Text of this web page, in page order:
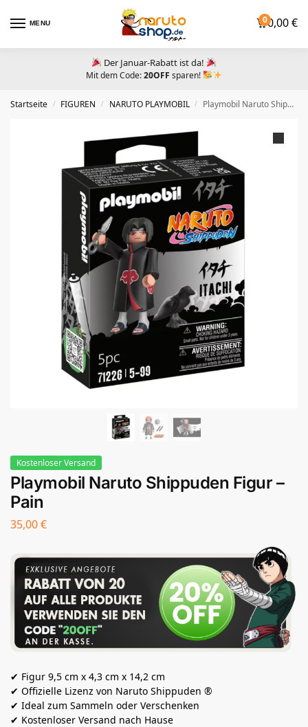
MENU 00,00€
Der Januar-Rabatt ist da!
Mit dem Code:20OFF sparen!
Startseite / FIGUREN / NARUTO PLAYMOBIL / Playmobil Naruto Shippuden Figur – Pain
Kostenloser Versand
Playmobil Naruto Shippuden Figur –
Pain
35,00€
✔ Figur 9,5 cm x 4,3 cm x 14,2 cm
✔ Offizielle Lizenz von Naruto Shippuden ®
✔ Ideal zum Sammeln oder Verschenken
✔ Kostenloser Versand nach Hause